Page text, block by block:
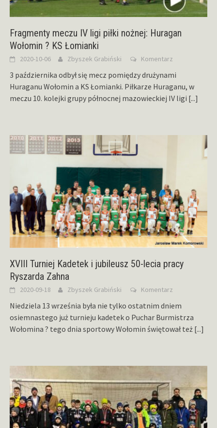
Fragmenty meczu IV ligi piłki nożnej: Huragan
Wołomin ? KS Łomianki
2020-10-06 Zbyszek Grabiński Komentarz
3 października odbył się mecz pomiędzy drużynami
Huraganu Wołomin a KS Łomianki. Piłkarze Huraganu, w
meczu 10. kolejki grupy północnej mazowieckiej IV ligi [...]
XVIII Turniej Kadetek i jubileusz 50-lecia pracy
Ryszarda Zahna
2020-09-18 Zbyszek Grabiński Komentarz
Niedziela 13 września była nie tylko ostatnim dniem
osiemnastego już turnieju kadetek o Puchar Burmistrza
Wołomina ? tego dnia sportowy Wołomin świętował też [...]